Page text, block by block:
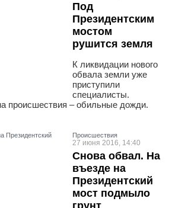
Под
Президентским
мостом
рушится земля
К ликвидации нового
обвала земли уже
приступили
специалисты.
происшествия – обильные дожди.
Проиcшествия
27 июня 2016, 14:40
Снова обвал. На
въезде на
Президентский
мост подмыло
грунт